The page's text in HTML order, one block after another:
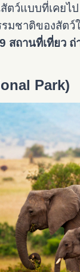
ตว์แบบที่เคย
ชาติของสัต
9 สถานที่เที่ยว
Park)